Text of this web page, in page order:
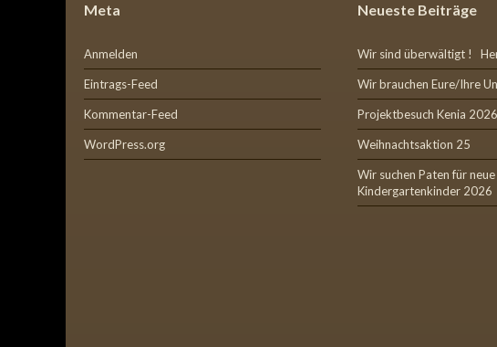
Meta
Anmelden
Eintrags-Feed
Kommentar-Feed
WordPress.org
Neueste Beiträge
Wir sind überwältigt !
Wir brauchen Eure/Ihre
Projektbesuch Kenia 2026
Weihnachtsaktion 25
Wir suchen Paten für neue
Kindergartenkinder 2026